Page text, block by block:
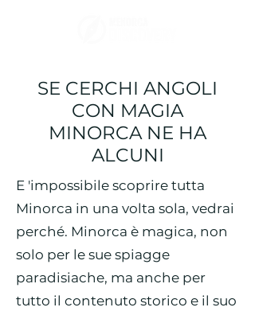
SE CERCHI ANGOLI
CON MAGIA
MINORCA NE HA
ALCUNI
E 'impossibile scoprire tutta
Minorca in una volta sola, vedrai
perché. Minorca è magica, non
solo per le sue spiagge
paradisiache, ma anche per
tutto il contenuto storico e il suo